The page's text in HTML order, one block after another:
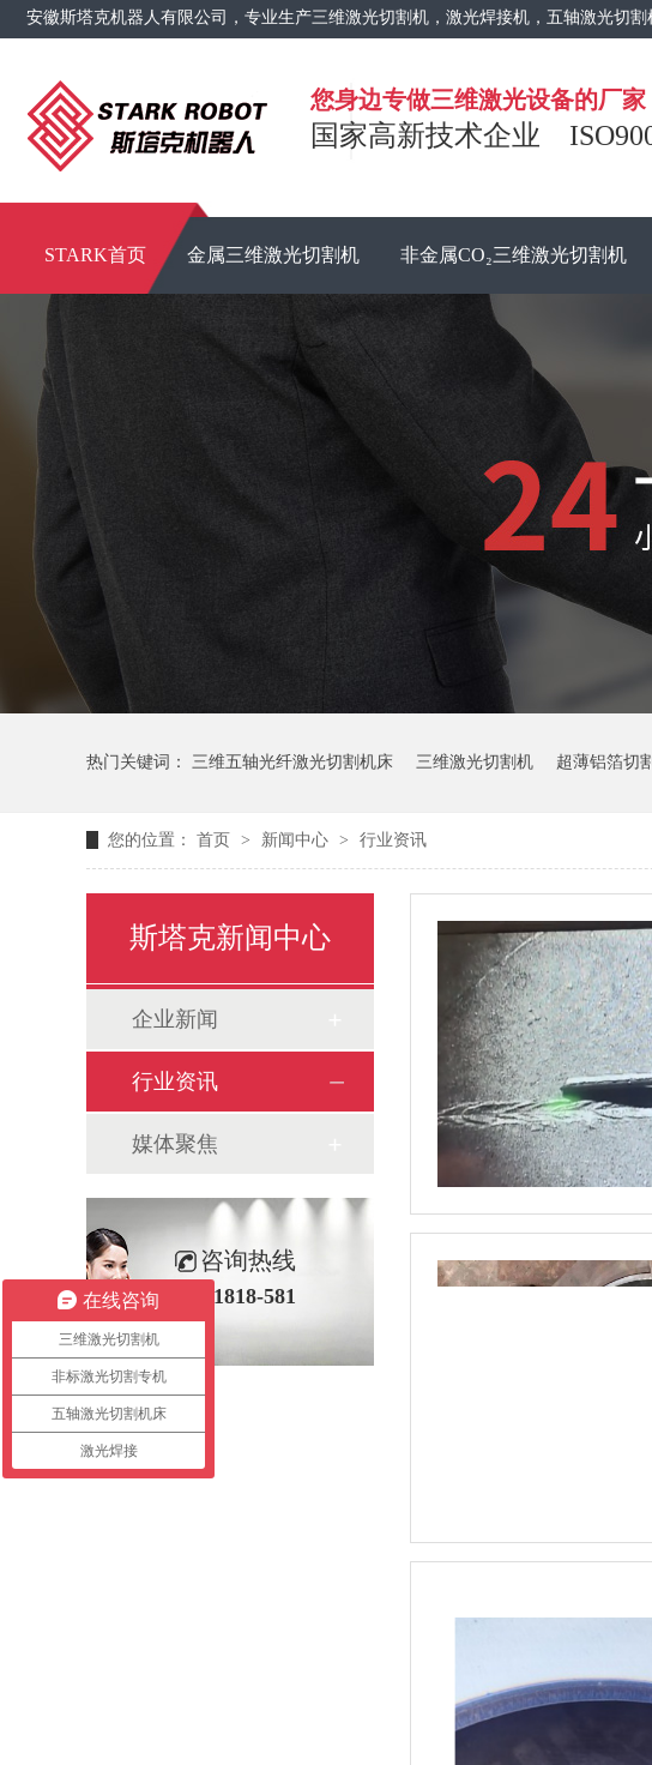
安徽斯塔克机器人有限公司，专业生产三维激光切割机，激光焊接机，五轴激光切割
您身边专做三维激光设备的厂家
国家高新技术企业
STARK首页 金属三维激光切割机 非金属CO₂三维激光切割机
热门关键词： 三维五轴光纤激光切割机床 三维激光切割机 超薄铝箔切
您的位置： 首页 > 新闻中心 > 行业资讯
斯塔克新闻中心
企业新闻
行业资讯
媒体聚焦
咨询热线
400-1818-581
在线咨询
三维激光切割机
非标激光切割专机
五轴激光切割机床
激光焊接